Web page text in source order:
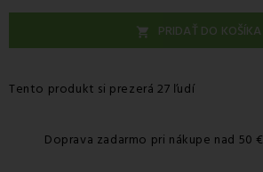
 PRIDAŤ DO KOŠÍKA
Tento produkt si prezerá 27 ľudí
Doprava zadarmo pri nákupe nad 50 €